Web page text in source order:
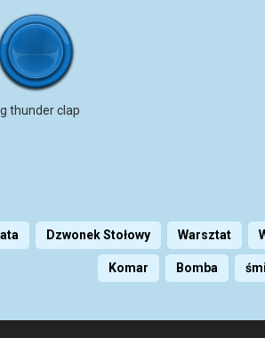
thunder clap
Dzwonek Stołowy Warsztat
Komar Bomba